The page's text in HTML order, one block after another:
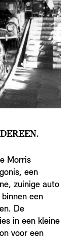
Morris
een
zuinige auto
een
De
in een kleine
voor een